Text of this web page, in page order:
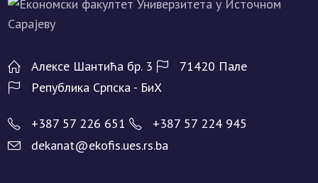
Алeксe Шантића бр. 3
71420 Палe
Рeпублика Српска - БиХ
+387 57 226 651
+387 57 224 945
dekanat@ekofis.ues.rs.ba